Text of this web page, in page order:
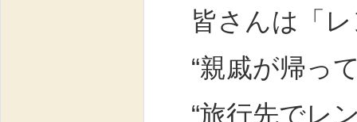
皆さんは「レ
“親戚が帰っ
“旅行先でレ